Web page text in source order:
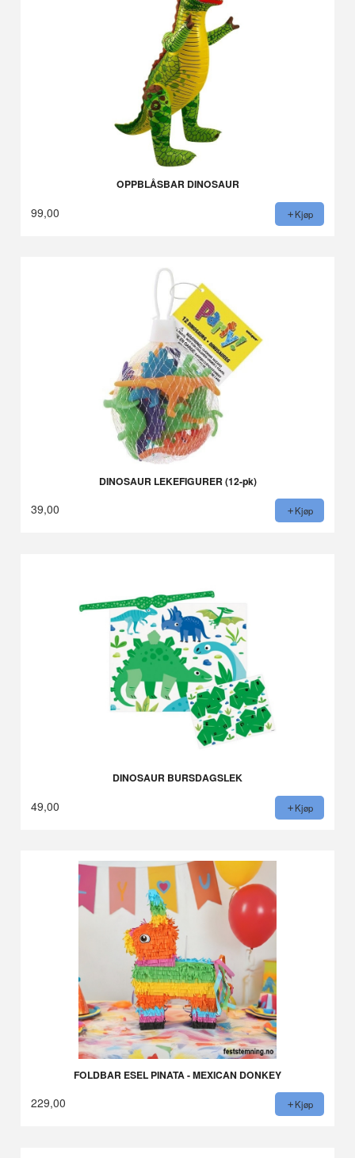
OPPBLÅSBAR DINOSAUR
99,00 Kjøp
DINOSAUR LEKEFIGURER (12-pk)
39,00 Kjøp
DINOSAUR BURSDAGSLEK
49,00 Kjøp
FOLDBAR ESEL PINATA - MEXICAN DONKEY
229,00 Kjøp